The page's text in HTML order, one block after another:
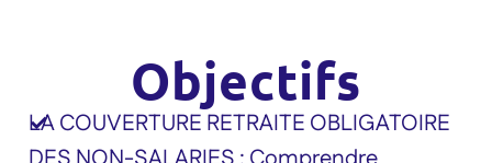
Objectifs
LA COUVERTURE RETRAITE OBLIGATOIRE